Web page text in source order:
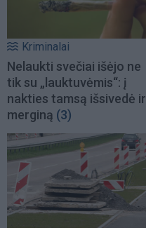
Kriminalai
Nelaukti svečiai išėjo ne
tik su „lauktuvėmis“: į
nakties tamsą išsivedė ir
merginą (3)